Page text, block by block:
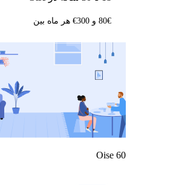
80€ و 300€ هر ماه بین
Oise 60